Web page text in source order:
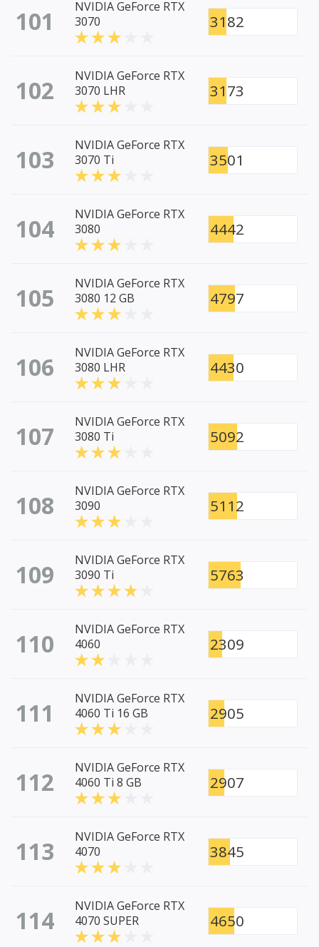
101
NVIDIA GeForce RTX
3070
3182
102
NVIDIA GeForce RTX
3070 LHR
3173
103
NVIDIA GeForce RTX
3070 Ti
3501
104
NVIDIA GeForce RTX
3080
4442
105
NVIDIA GeForce RTX
3080 12 GB
4797
106
NVIDIA GeForce RTX
3080 LHR
4430
107
NVIDIA GeForce RTX
3080 Ti
5092
108
NVIDIA GeForce RTX
3090
5112
109
NVIDIA GeForce RTX
3090 Ti
5763
110
NVIDIA GeForce RTX
4060
2309
111
NVIDIA GeForce RTX
4060 Ti 16 GB
2905
112
NVIDIA GeForce RTX
4060 Ti 8 GB
2907
113
NVIDIA GeForce RTX
4070
3845
114
NVIDIA GeForce RTX
4070 SUPER
4650